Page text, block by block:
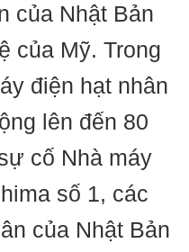
của Nhật Bản
của Mỹ. Trong
điện hạt nhân
lên đến 80
cố Nhà máy
số 1, các
của Nhật Bản